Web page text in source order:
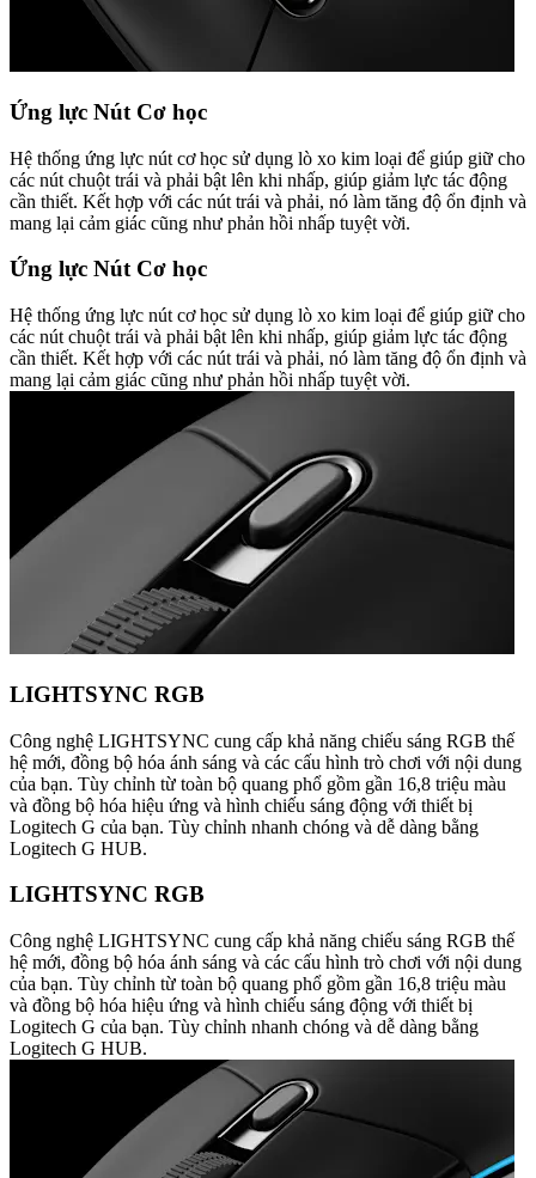
Ứng lực Nút Cơ học
Hệ thống ứng lực nút cơ học sử dụng lò xo kim loại để giúp giữ cho
các nút chuột trái và phải bật lên khi nhấp, giúp giảm lực tác động
cần thiết. Kết hợp với các nút trái và phải, nó làm tăng độ ổn định và
mang lại cảm giác cũng như phản hồi nhấp tuyệt vời.
Ứng lực Nút Cơ học
Hệ thống ứng lực nút cơ học sử dụng lò xo kim loại để giúp giữ cho
các nút chuột trái và phải bật lên khi nhấp, giúp giảm lực tác động
cần thiết. Kết hợp với các nút trái và phải, nó làm tăng độ ổn định và
mang lại cảm giác cũng như phản hồi nhấp tuyệt vời.
LIGHTSYNC RGB
Công nghệ LIGHTSYNC cung cấp khả năng chiếu sáng RGB thế
hệ mới, đồng bộ hóa ánh sáng và các cấu hình trò chơi với nội dung
của bạn. Tùy chỉnh từ toàn bộ quang phổ gồm gần 16,8 triệu màu
và đồng bộ hóa hiệu ứng và hình chiếu sáng động với thiết bị
Logitech G của bạn. Tùy chỉnh nhanh chóng và dễ dàng bằng
Logitech G HUB.
LIGHTSYNC RGB
Công nghệ LIGHTSYNC cung cấp khả năng chiếu sáng RGB thế
hệ mới, đồng bộ hóa ánh sáng và các cấu hình trò chơi với nội dung
của bạn. Tùy chỉnh từ toàn bộ quang phổ gồm gần 16,8 triệu màu
và đồng bộ hóa hiệu ứng và hình chiếu sáng động với thiết bị
Logitech G của bạn. Tùy chỉnh nhanh chóng và dễ dàng bằng
Logitech G HUB.